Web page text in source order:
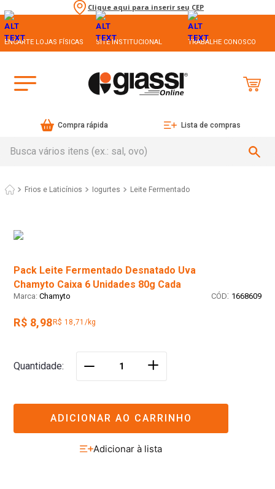
Clique aqui para inserir seu CEP
ENCARTE LOJAS FÍSICAS SITE INSTITUCIONAL TRABALHE CONOSCO
Compra rápida Lista de compras
Frios e Laticínios Iogurtes Leite Fermentado
Pack Leite Fermentado Desnatado Uva
Chamyto Caixa 6 Unidades 80g Cada
Chamyto : 1668609
R$ 8,98 R$ 18,71/kg
Quantidade ＋
ADICIONAR AO CARRINHO